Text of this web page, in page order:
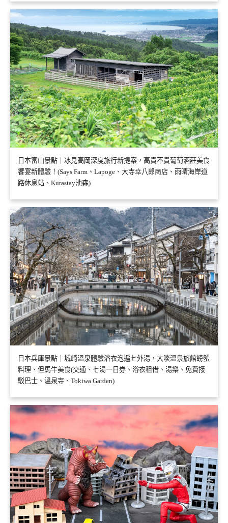
日本富山景點｜冰見高岡深度旅行新提案，高貴不貴葡萄酒莊美食
饗宴新體驗！(Says Farm、Lapoge、大寺幸八郎商店、雨晴海岸道
路休息站、Kurastay池森)
日本兵庫景點｜城崎溫泉體驗浴衣泡遍七外湯，大啖溫泉旅館螃蟹
料理、但馬牛美食(交通、七湯一日券、浴衣租借、湯樂、免費接
駁巴士、溫泉寺、Tokiwa Garden)